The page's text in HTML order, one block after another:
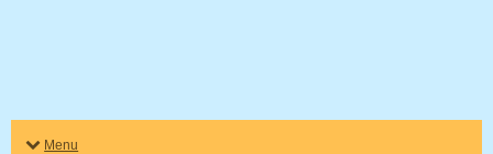
Menu